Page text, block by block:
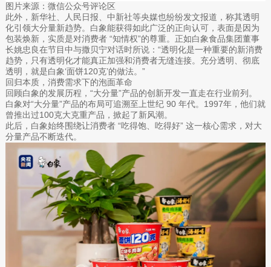
图片来源：微信公众号评论区
此外，新华社、人民日报、中新社等央媒也纷纷发文报道，称其透明
化引领大分量新趋势。白象能获得如此广泛的正向认可，表面是因为
包装焕新，实质是对消费者 “知情权”的尊重。正如白象食品集团董事
长姚忠良在节目中与撒贝宁对话时所说：“透明化是一种重要的新消费
趋势，只有透明化才能真正加强和消费者无缝连接。充分透明、彻底
透明，就是白象‘面饼120克’的做法。”
回归本质，消费需求下的泡面革命
回顾白象的发展历程，“大分量”产品的创新开发一直走在行业前列。
白象对“大分量”产品的布局可追溯至上世纪 90 年代。1997年，他们就
曾推出过100克大克重产品，掀起了新风潮。
此后，白象始终围绕让消费者 “吃得饱、吃得好” 这一核心需求，对大
分量产品不断迭代。